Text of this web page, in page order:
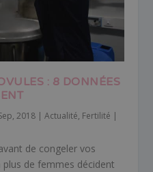
: 8 DONNÉES
2018 |Actualité, Fertilité |
de congeler vos
de femmes décident